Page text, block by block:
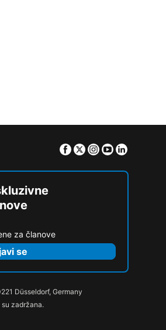
Facebook
TwitterInstagram
Youtube
za članove
se
Düsseldorf, Germany
zadržana.